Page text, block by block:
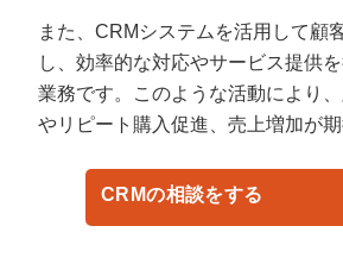
また、CRMシステムを活用して顧
し、効率的な対応やサービス提供
業務です。このような活動により
やリピート購入促進、売上増加が期
CRMの相談をする